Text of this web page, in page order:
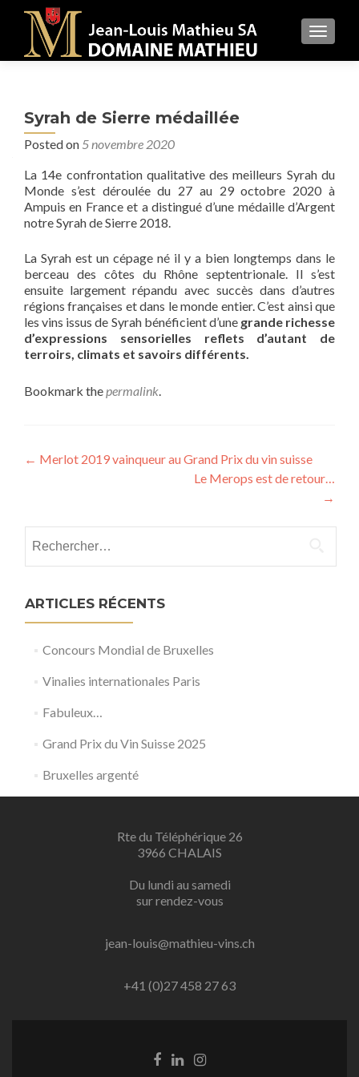
MENU
Syrah de Sierre médaillée
Posted on 5 novembre 2020
La 14e confrontation qualitative des meilleurs Syrah du
Monde s’est déroulée du 27 au 29 octobre 2020 à
Ampuis en France et a distingué d’une médaille d’Argent
notre Syrah de Sierre 2018.
La Syrah est un cépage né il y a bien longtemps dans le
berceau des côtes du Rhône septentrionale. Il s’est
ensuite largement répandu avec succès dans d’autres
régions françaises et dans le monde entier. C’est ainsi que
les vins issus de Syrah bénéficient d’une grande richesse
d’expressions sensorielles reflets d’autant de
terroirs, climats et savoirs différents.
Bookmark thepermalink.
Post
← Merlot 2019 vainqueur au Grand Prix du vin suisse
Le Merops est de retour…
→
ARTICLES RÉCENTS
Concours Mondial de Bruxelles
Vinalies internationales Paris
Fabuleux…
Grand Prix du Vin Suisse 2025
Bruxelles argenté
Rte du Téléphérique 26
3966 CHALAIS
Du lundi au samedi
sur rendez-vous
jean-louis@mathieu-vins.ch
+41 (0)27 458 27 63